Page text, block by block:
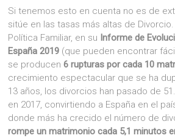
Si tenemos esto en cuenta no es de
sitúe en las tasas más altas de
Política Familiar, en su Informe de
España 2019 (que pueden encontrar
se producen 6 rupturas por cada 10
crecimiento espectacular que se ha
13 años, los divorcios han pasado de
en 2017, convirtiendo a España en el
donde más ha crecido el número de
rompe un matrimonio cada 5,1 minutos